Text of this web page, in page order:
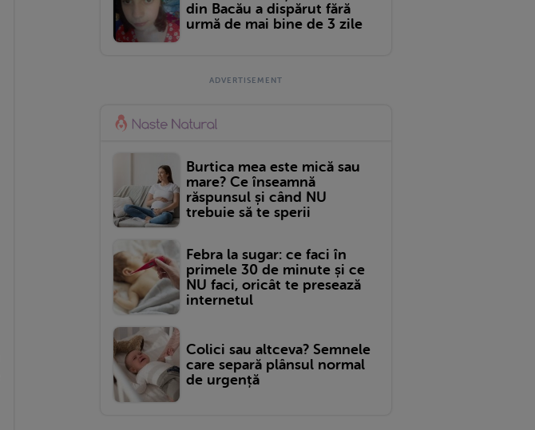
din Bacău a dispărut fără
urmă de mai bine de 3 zile
Burtica mea este mică sau
mare? Ce înseamnă
răspunsul și când NU
trebuie să te sperii
Febra la sugar: ce faci în
primele 30 de minute și ce
NU faci, oricât te presează
internetul
Colici sau altceva? Semnele
care separă plânsul normal
de urgență